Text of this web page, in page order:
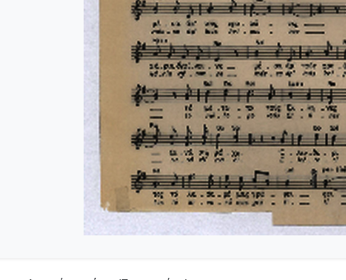
GR-As-MTH-003-Sc-004-027-Μικρή συμφωνία [1945-1945]
GR-As-MTH-003-Sc-004-028-Andante για cello solo και πιάνο [1945-06-
GR-As-MTH-003-Sc-004-029-Ελεγείο 1 [1945-06-20]
GR-As-MTH-003-Sc-004-030-Πέντε ναύτες [1945-10-06]
GR-As-MTH-003-Sc-004-031-Έργο Βασ. Ρώτα [1945-11-07]
GR-As-MTH-003-Sc-005-032-Ασκήσεις αντίστιξης [1945-12-03-1949-12-
GR-As-MTH-003-Sc-005-033-Δεκέμβρης '44 [Τέσσερα κομμάτια για το
GR-As-MTH-003-Sc-005-034-Ελεγείο Στο θάνατο του αγωνιστού [1945]
GR-As-MTH-003-Sc-005-035-Δεκέμβρης' 1. Το συλλαλητήριο σε
GR-As-MTH-003-Sc-005-036-Κουαρτέτο εγχόρδων Αρ. 1 [1946-02-24-
GR-As-MTH-003-Sc-005-037-Duetto [1946-03-24]
GR-As-MTH-003-Sc-005-038-Άσκηση, πάνω σε ελεύθερη ανάπτυξη
GR-As-MTH-003-Sc-005-039-Το κοιμητήριο (Για κουαρτέτο εγχόρδων)
GR-As-MTH-003-Sc-005-040-Προμηθέας Δεσμώτης [1946-05-15]